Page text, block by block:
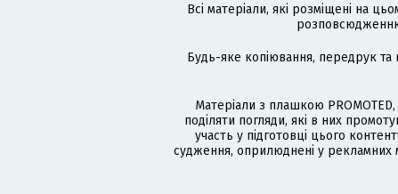
Всі матеріали, які розміщені на
Будь-яке копіювання, передрук та
Матеріали з плашкою
поділяти погляди, які в них
участь у підготовці цього
судження, оприлюднені у рекламних